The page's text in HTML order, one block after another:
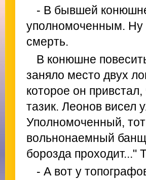
- В бывшей
уполномоченным. Ну
смерть.
В конюшне
заняло место двух
которое он
тазик. Леонов висел
Уполномоченный,
вольнонаемный
борозда проходит..."
- А вот у